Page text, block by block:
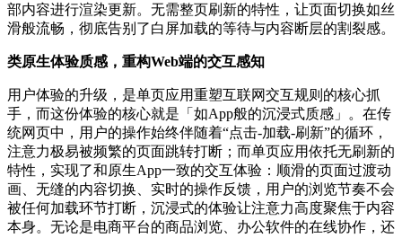
部内容进行渲染更新。无需整页刷新的特性，让页面切换如丝
滑般流畅，彻底告别了白屏加载的等待与内容断层的割裂感。
类原生体验质感，重构Web端的交互感知
用户体验的升级，是单页应用重塑互联网交互规则的核心抓
手，而这份体验的核心就是「如App般的沉浸式质感」。在传
统网页中，用户的操作始终伴随着“点击-加载-刷新”的循环，
注意力极易被频繁的页面跳转打断；而单页应用依托无刷新的
特性，实现了和原生App一致的交互体验：顺滑的页面过渡动
画、无缝的内容切换、实时的操作反馈，用户的浏览节奏不会
被任何加载环节打断，沉浸式的体验让注意力高度聚焦于内容
本身。无论是电商平台的商品浏览、办公软件的在线协作，还